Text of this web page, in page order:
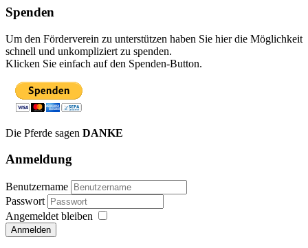
Spenden
Um den Förderverein zu unterstützen haben Sie hier die Möglichkeit
schnell und unkompliziert zu spenden.
Klicken Sie einfach auf den Spenden-Button.
Die Pferde sagen DANKE
Anmeldung
Benutzername
Passwort
Angemeldet bleiben
Anmelden